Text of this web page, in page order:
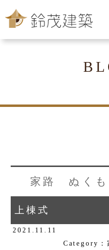
家路 ぬくも
上棟式
2021.11.11
Category：